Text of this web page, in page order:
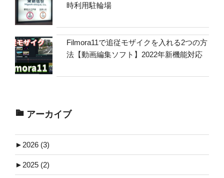
時利用駐輪場
Filmora11で追従モザイクを入れる2つの方
法【動画編集ソフト】2022年新機能対応
アーカイブ
► 2026 (3)
► 2025 (2)